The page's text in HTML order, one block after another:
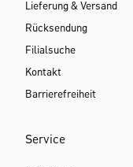
Lieferung & Versand
Rücksendung
Filialsuche
Kontakt
Barrierefreiheit
Service